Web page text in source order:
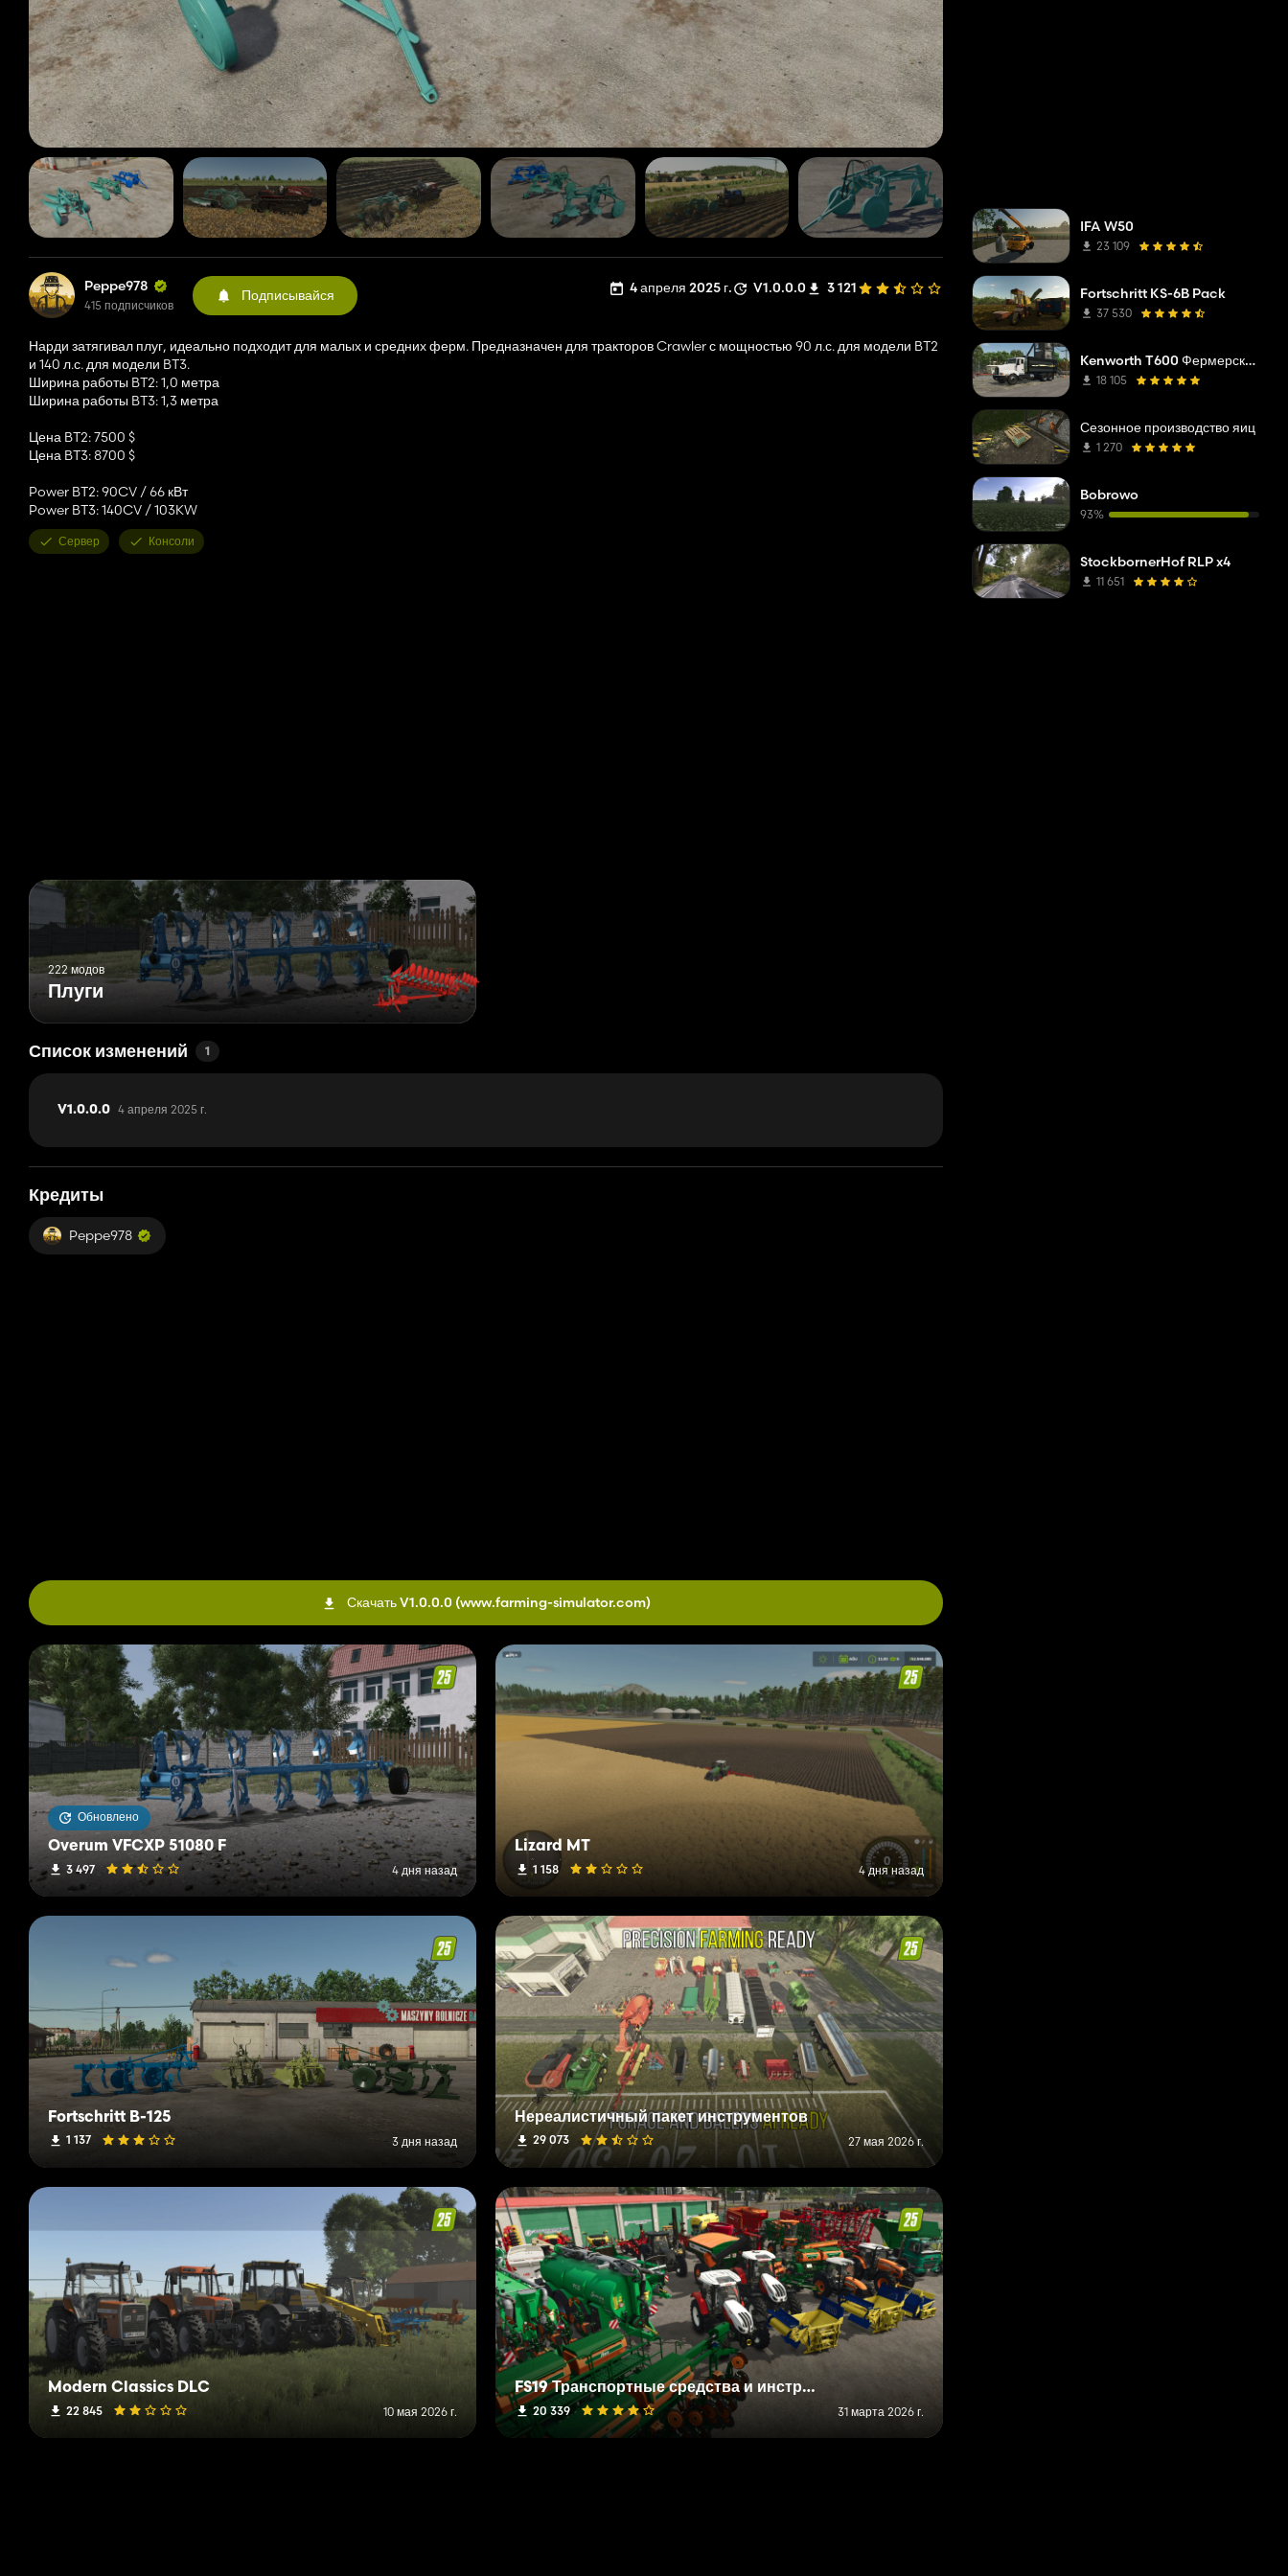
Peppe978
415 подписчиков
Подписывайся 4 апреля 2025 г. V1.0.0.0 3 121
Нарди затягивал плуг, идеально подходит для малых и средних ферм. Предназначен для тракторов Crawler с мощностью 90 л.с. для модели BT2
и 140 л.с. для модели BT3.
Ширина работы BT2: 1,0 метра
Ширина работы BT3: 1,3 метра
Цена BT2: 7500 $
Цена BT3: 8700 $
Power BT2: 90CV / 66 кВт
Power BT3: 140CV / 103KW
Сервер Консоли
222 модов
Плуги
Список изменений 1
V1.0.0.0 4 апреля 2025 г.
Кредиты
Peppe978
Скачать V1.0.0.0 (www.farming-simulator.com)
Обновлено
Overum VFCXP 51080 F
3 497 4 дня назад
Lizard MT
1 158 4 дня назад
Fortschritt B-125
1 137 3 дня назад
Нереалистичный пакет инструментов
29 073 27 мая 2026 г.
Modern Classics DLC
22 845 10 мая 2026 г.
FS19 Транспортные средства и инструменты (S-Z)
20 339 31 марта 2026 г.
IFA W50
23 109
Fortschritt KS-6B Pack
37 530
Kenworth T600 Фермерский грузовик
18 105
Сезонное производство яиц
1 270
Bobrowo
93%
StockbornerHof RLP x4
11 651